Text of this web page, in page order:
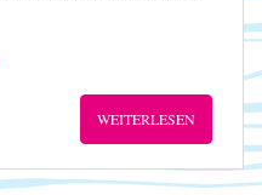
WEITERLESEN